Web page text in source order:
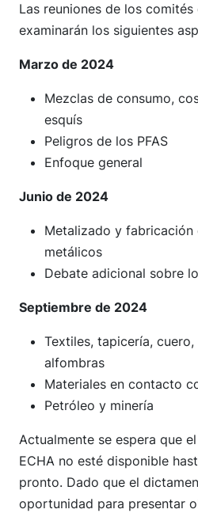
Las reuniones de los
examinarán los siguientes
Marzo de 2024
Mezclas de consumo,
esquís
Peligros de los PFAS
Enfoque general
Junio de 2024
Metalizado y
metálicos
Debate adicional sobre
Septiembre de 2024
Textiles, tapicería,
alfombras
Materiales en contacto
Petróleo y minería
Actualmente se espera que
ECHA no esté disponible
pronto. Dado que el
oportunidad para presentar